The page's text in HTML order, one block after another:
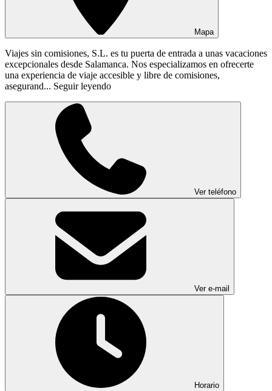
Mapa
Viajes sin comisiones, S.L. es tu puerta de entrada a unas vacaciones
excepcionales desde Salamanca. Nos especializamos en ofrecerte
una experiencia de viaje accesible y libre de comisiones,
asegurand... Seguir leyendo
Ver teléfono
Ver e-mail
Horario